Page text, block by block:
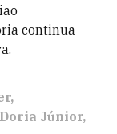
continua
Júnior